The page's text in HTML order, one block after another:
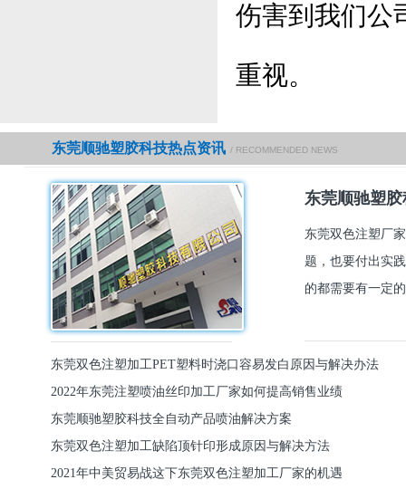
伤害到我们公
重视。
东莞顺驰塑胶科技热点资讯 / RECOMMENDED NEWS
东莞顺驰塑
东莞双色注塑厂
题，也要付出实
的都需要有一定
东莞双色注塑加工PET塑料时浇口容易发白原因与解决办法
2022年东莞注塑喷油丝印加工厂家如何提高销售业绩
东莞顺驰塑胶科技全自动产品喷油解决方案
东莞双色注塑加工缺陷顶针印形成原因与解决方法
2021年中美贸易战这下东莞双色注塑加工厂家的机遇